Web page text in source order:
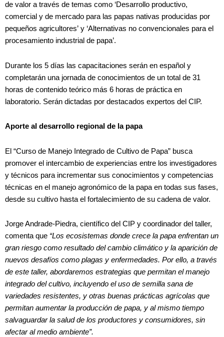
de valor a través de temas como ‘Desarrollo productivo,
comercial y de mercado para las papas nativas producidas por
pequeños agricultores’ y ‘Alternativas no convencionales para el
procesamiento industrial de papa’.
Durante los 5 días las capacitaciones serán en español y
completarán una jornada de conocimientos de un total de 31
horas de contenido teórico más 6 horas de práctica en
laboratorio. Serán dictadas por destacados expertos del CIP.
Aporte al desarrollo regional de la papa
El “Curso de Manejo Integrado de Cultivo de Papa” busca
promover el intercambio de experiencias entre los investigadores
y técnicos para incrementar sus conocimientos y competencias
técnicas en el manejo agronómico de la papa en todas sus fases,
desde su cultivo hasta el fortalecimiento de su cadena de valor.
Jorge Andrade-Piedra, científico del CIP y coordinador del taller,
comenta que “Los ecosistemas donde crece la papa enfrentan un
gran riesgo como resultado del cambio climático y la aparición de
nuevos desafíos como plagas y enfermedades. Por ello, a través
de este taller, abordaremos estrategias que permitan el manejo
integrado del cultivo, incluyendo el uso de semilla sana de
variedades resistentes, y otras buenas prácticas agrícolas que
permitan aumentar la producción de papa, y al mismo tiempo
salvaguardar la salud de los productores y consumidores, sin
afectar al medio ambiente”.